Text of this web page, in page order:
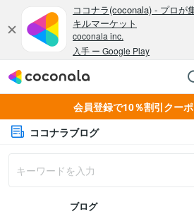
会員登録で10％割引クー
ココナラブログ
ブログ